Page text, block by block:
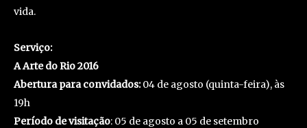
vida.
Serviço:
A Arte do Rio 2016
Abertura para convidados:04 de agosto (quinta-feira), às
19h
Período de visitação: 05 de agosto a 05 de setembro